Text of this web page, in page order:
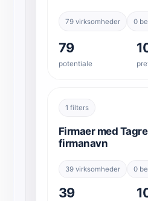
79 virksomheder 0
79
potentiale
1 filters
Firmaer med
firmanavn
39 virksomheder 0
39